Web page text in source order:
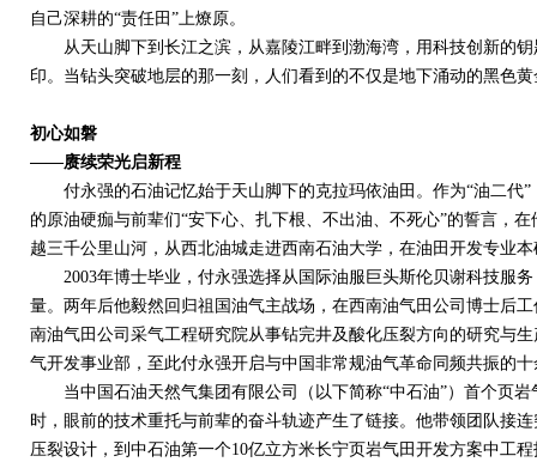
自己深耕的“责任田”上燎原。
从天山脚下到长江之滨，从嘉陵江畔到渤海湾，用科技创新的钥
印。当钻头突破地层的那一刻，人们看到的不仅是地下涌动的黑色
初心如磐
——赓续荣光启新程
付永强的石油记忆始于天山脚下的克拉玛依油田。作为“油二代”
的原油硬痂与前辈们“安下心、扎下根、不出油、不死心”的誓言，
越三千公里山河，从西北油城走进西南石油大学，在油田开发专业
2003年博士毕业，付永强选择从国际油服巨头斯伦贝谢科技服
量。两年后他毅然回归祖国油气主战场，在西南油气田公司博士后
南油气田公司采气工程研究院从事钻完井及酸化压裂方向的研究与
气开发事业部，至此付永强开启与中国非常规油气革命同频共振的
当中国石油天然气集团有限公司（以下简称“中石油”）首个页岩
时，眼前的技术重托与前辈的奋斗轨迹产生了链接。他带领团队接
压裂设计，到中石油第一个10亿立方米长宁页岩气田开发方案中工